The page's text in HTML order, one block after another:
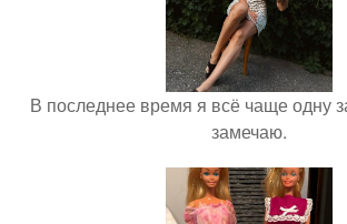
В последнее время я всё чаще одну
замечаю.